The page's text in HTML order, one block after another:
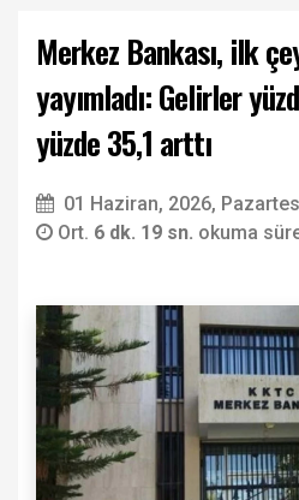
Merkez Bankası, ilk
yayımladı: Gelirler
yüzde 35,1 arttı
01 Haziran, 2026,
Ort. 6 dk. 19 sn. okuma